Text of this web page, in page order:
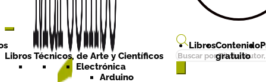
Búsqueda
de
Libros Técnicos, de Arte y Científicos
Electrónica
Arduino
LibrosContenido
gratuito